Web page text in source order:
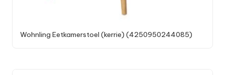
Wohnling Eetkamerstoel (kerrie) (4250950244085)